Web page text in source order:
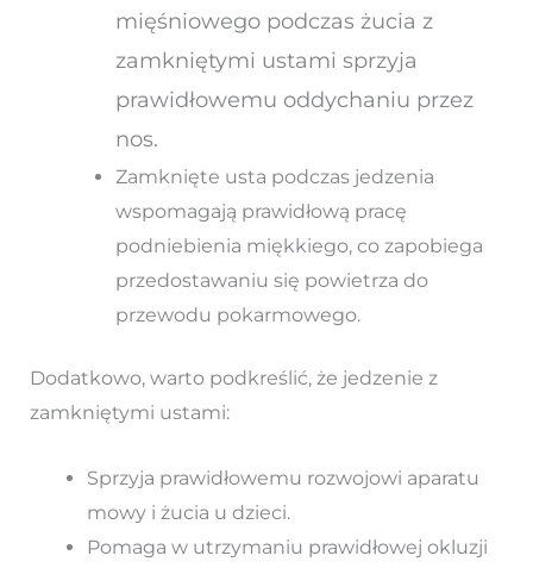
mięśniowego podczas żucia z
zamkniętymi ustami sprzyja
prawidłowemu oddychaniu przez
nos.
Zamknięte usta podczas jedzenia
wspomagają prawidłową pracę
podniebienia miękkiego, co zapobiega
przedostawaniu się powietrza do
przewodu pokarmowego.
Dodatkowo, warto podkreślić, że jedzenie z
zamkniętymi ustami:
Sprzyja prawidłowemu rozwojowi aparatu
mowy i żucia u dzieci.
Pomaga w utrzymaniu prawidłowej okluzji